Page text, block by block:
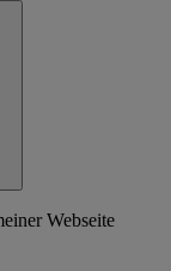
Webseite